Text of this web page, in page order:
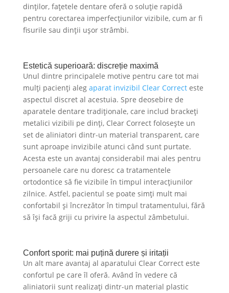
dinților, fațetele dentare oferă o soluție rapidă
pentru corectarea imperfecțiunilor vizibile, cum ar fi
fisurile sau dinții ușor strâmbi.
Estetică superioară: discreție maximă
Unul dintre principalele motive pentru care tot mai
mulți pacienți aleg aparat invizibil Clear Correcteste
aspectul discret al acestuia. Spre deosebire de
aparatele dentare tradiționale, care includ brackeți
metalici vizibili pe dinți, Clear Correct folosește un
set de aliniatori dintr-un material transparent, care
sunt aproape invizibile atunci când sunt purtate.
Acesta este un avantaj considerabil mai ales pentru
persoanele care nu doresc ca tratamentele
ortodontice să fie vizibile în timpul interacțiunilor
zilnice. Astfel, pacientul se poate simți mult mai
confortabil și încrezător în timpul tratamentului, fără
să își facă griji cu privire la aspectul zâmbetului.
Confort sporit: mai puțină durere și iritații
Un alt mare avantaj al aparatului Clear Correct este
confortul pe care îl oferă. Având în vedere că
aliniatorii sunt realizați dintr-un material plastic